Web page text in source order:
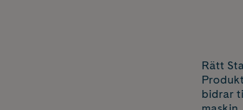
Rätt
bidrar